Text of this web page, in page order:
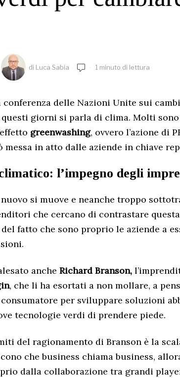
di Luca Sabia 1 minuto di lettura
conferenza delle Nazioni Unite sui
questi giorni si parla di clima. Molti
greenwashing, ovvero l’azione di
messa in atto dalle aziende in chiave
l’impegno degli
si muove e neanche troppo
che cercano di contrastare
fatto che sono proprio le aziende a
anche Richard Branson,
, che li ha esortati a non mollare, a
per sviluppare soluzioni
tecnologie verdi di prendere piede.
del ragionamento di Branson è la
che business chiama business,
dalla collaborazione tra grandi